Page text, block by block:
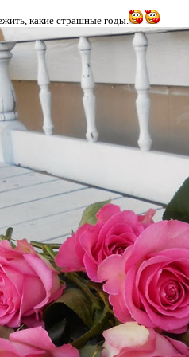
Уже в январе 1943 года,
в учебное время собирал
на фронт — в самое
Днепра, освобождении
«Не верьте, что на войне
а ты должен
ты это делаешь».
на Киев часть, в
на Смоктуновский
из боев под Житомиром
были
расстрел. «Был и
не устроил», —
спустя месяц, когда
какие страшные годы.